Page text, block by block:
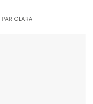
PARCLARA